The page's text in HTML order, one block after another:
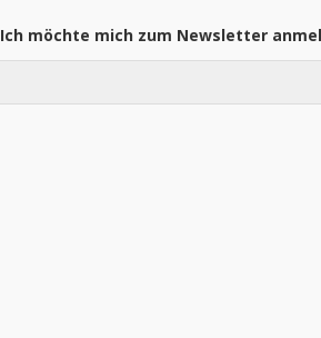
Ich möchte mich zum Newsletter